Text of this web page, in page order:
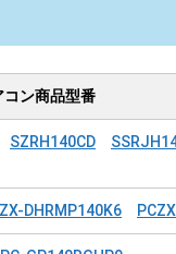
コン商品型番
SZRH140CD
DHRMP140K6